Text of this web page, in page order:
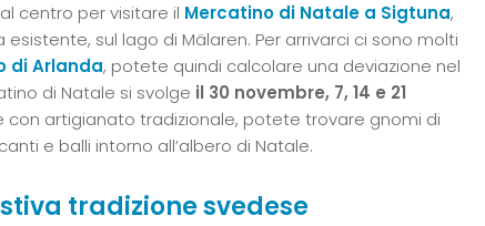
centro per visitare il Mercatino di Natale a Sigtuna,
sul lago di Mälaren. Per arrivarci ci sono molti
di Arlanda, potete quindi calcolare una deviazione nel
di Natale si svolge il 30 novembre, 7, 14 e 21
con artigianato tradizionale, potete trovare gnomi di
e balli intorno all’albero di Natale.
tradizione svedese